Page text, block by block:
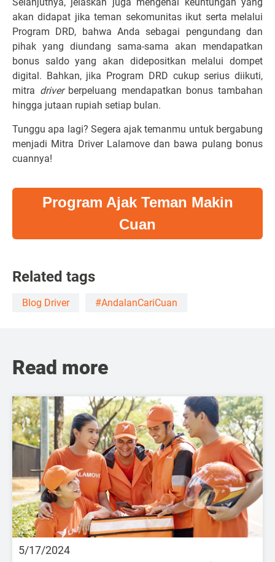
akan didapat jika teman sekomunitas ikut serta melalui
Program DRD, bahwa Anda sebagai pengundang dan
pihak yang diundang sama-sama akan mendapatkan
bonus saldo yang akan didepositkan melalui dompet
digital. Bahkan, jika Program DRD cukup serius diikuti,
mitra driverberpeluang mendapatkan bonus tambahan
hingga jutaan rupiah setiap bulan.
Tunggu apa lagi? Segera ajak temanmu untuk bergabung
menjadi Mitra Driver Lalamove dan bawa pulang bonus
cuannya!
Program Ajak Teman Makin
Cuan
Related tags
Blog Driver #AndalanCariCuan
Read more
5/17/2024